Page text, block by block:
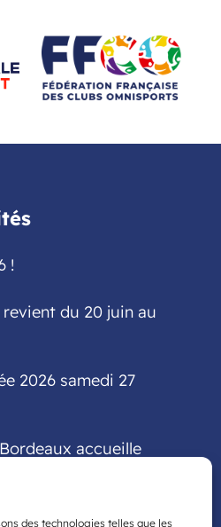
des technologies telles que les
!
revient du 20 juin au
2026 samedi 27
accueille
Fédéral A et